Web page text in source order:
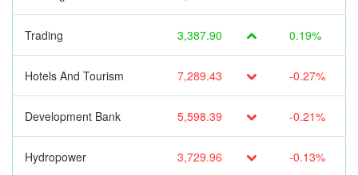
Trading 3,387.90 0.19%
Hotels And Tourism 7,289.43 -0.27%
Development Bank 5,598.39 -0.21%
Hydropower 3,729.96 -0.13%